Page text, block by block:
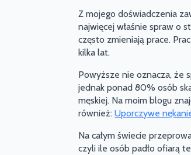
Z mojego doświadczenia
najwięcej właśnie spraw o
często zmieniają prace.
kilka lat.
Powyższe nie oznacza, że
jednak ponad 80% osób
męskiej. Na moim blogu
również:Uporczywe
Na całym świecie
czyli ile osób padło ofiarą